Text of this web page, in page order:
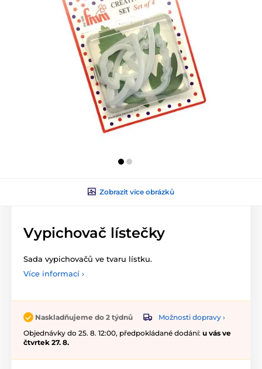
Zobrazit více obrázků
Vypichovač lístečky
Sada vypichovačů ve tvaru lístku.
Více informací ›
Naskladňujeme do 2 týdnů
Možnosti dopravy ›
Objednávky do 25. 8. 12:00, předpokládané dodání: u vás ve
čtvrtek 27. 8.